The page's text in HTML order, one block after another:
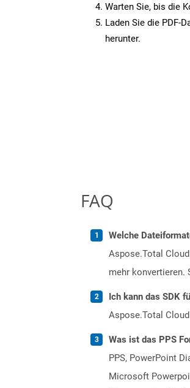
Warten Sie, bis die
Laden Sie die PDF-
herunter.
FAQ
Welche
Aspose.Total Cloud
mehr konvertieren.
Ich kann das SDK
Aspose.Total
Was ist das PPS
PPS, PowerPoint
Microsoft